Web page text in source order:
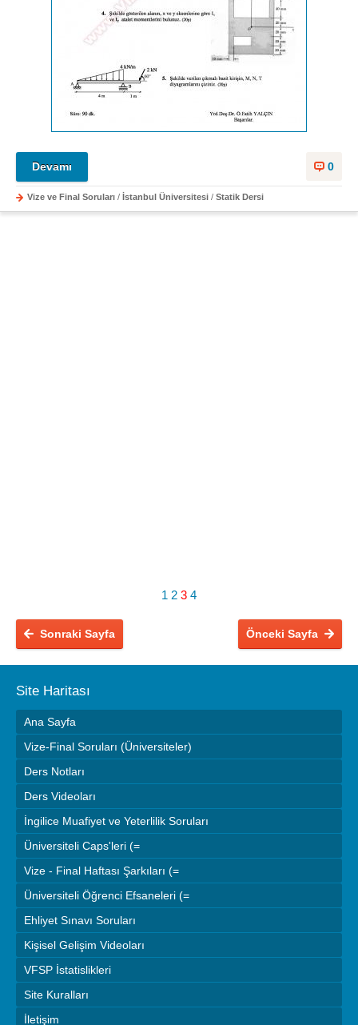
0
Devamı
Vize ve Final Soruları / İstanbul Üniversitesi / Statik Dersi
1 2 3 4
Önceki Sayfa
Sonraki Sayfa
Site Haritası
Ana Sayfa
Vize-Final Soruları (Üniversiteler)
Ders Notları
Ders Videoları
İngilice Muafiyet ve Yeterlilik Soruları
Üniversiteli Caps'leri (=
Vize - Final Haftası Şarkıları (=
Üniversiteli Öğrenci Efsaneleri (=
Ehliyet Sınavı Soruları
Kişisel Gelişim Videoları
VFSP İstatislikleri
Site Kuralları
İletişim